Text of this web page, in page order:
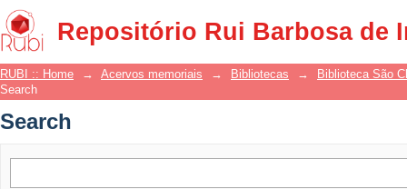
Repositório Rui Barbosa de
Search
RUBI :: Home → Acervos memoriais → Bibliotecas →
Biblioteca São
Search
Search